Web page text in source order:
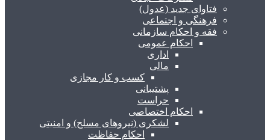
فتاوای جدید (عدول)
فرهنگی و اجتماعی
فقه و احکام سازمانی
احکام عمومی
اداری
مالی
کسب و کار مجازی
پشتیبانی
حراست
احکام اختصاصی
لشکری (نیروهای مسلح) و امنیتی
احکام حفاظت